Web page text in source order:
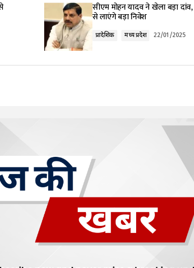
सीएम मोहन यादव ने खेला बड़ा
से लाएंगे बड़ा निवेश
प्रादेशिक मध्य प्रदेश 22/01/2025